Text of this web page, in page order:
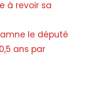
à revoir sa
le député
ans par